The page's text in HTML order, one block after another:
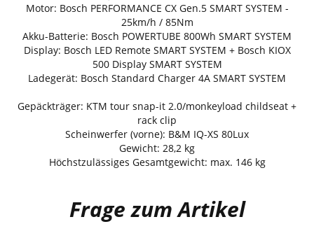
Motor: Bosch PERFORMANCE CX Gen.5 SMART SYSTEM -
25km/h / 85Nm
Akku-Batterie: Bosch POWERTUBE 800Wh SMART SYSTEM
Display: Bosch LED Remote SMART SYSTEM + Bosch KIOX
500 Display SMART SYSTEM
Ladegerät: Bosch Standard Charger 4A SMART SYSTEM
Gepäckträger: KTM tour snap-it 2.0/monkeyload childseat +
rack clip
Scheinwerfer (vorne): B&M IQ-XS 80Lux
Gewicht: 28,2 kg
Höchstzulässiges Gesamtgewicht: max. 146 kg
Frage zum Artikel